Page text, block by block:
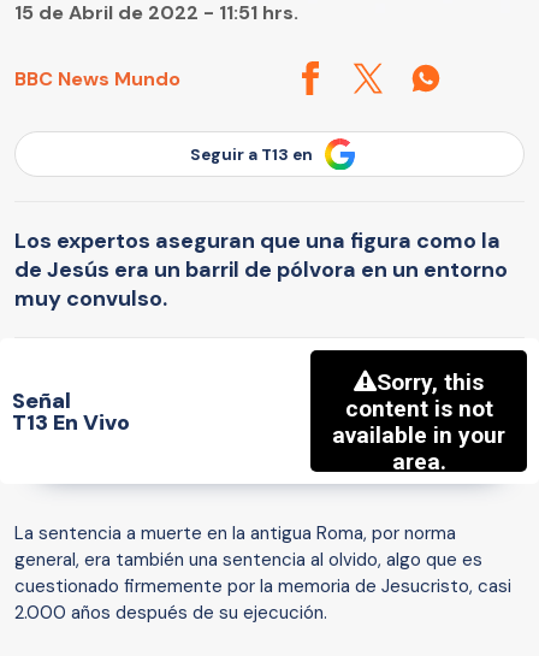
BBC News Mundo
15 de Abril de 2022 - 11:51 hrs.
Seguir a T13 en
Los expertos aseguran que una figura como la
de Jesús era un barril de pólvora en un entorno
muy convulso.
Señal
T13 En Vivo
La sentencia a muerte en la antigua Roma, por norma
general, era también una sentencia al olvido, algo que es
cuestionado firmemente por la memoria de Jesucristo, casi
2.000 años después de su ejecución.